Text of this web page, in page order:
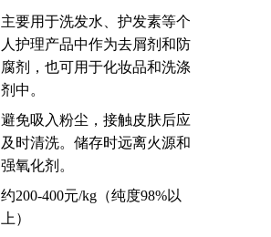
主要用于洗发水、护发素等个
人护理产品中作为去屑剂和防
腐剂，也可用于化妆品和洗涤
剂中。
避免吸入粉尘，接触皮肤后应
及时清洗。储存时远离火源和
强氧化剂。
约200-400元/kg（纯度98%以
上）